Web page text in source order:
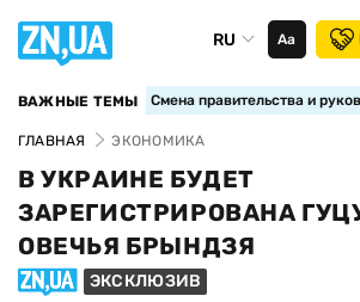
RU Аа
ВАЖНЫЕ ТЕМЫ Смена правительства и
ГЛАВНАЯ ЭКОНОМИКА
В УКРАИНЕ БУДЕТ
ЗАРЕГИСТРИРОВАНА
ОВЕЧЬЯ БРЫНДЗЯ
ЭКСКЛЮЗИВ